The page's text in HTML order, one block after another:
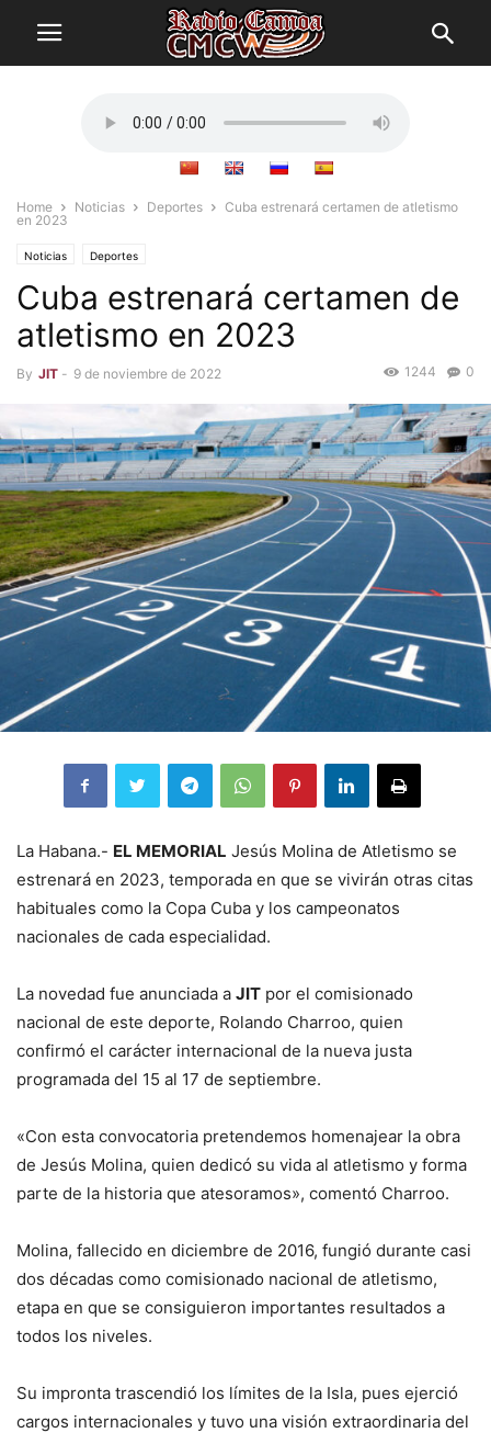
Home Noticias Deportes
Cuba estrenará certamen de atletismo
en 2023
Noticias Deportes
Cuba estrenará certamen de
atletismo en 2023
By JIT - 9 de noviembre de 2022 0
1244
La Habana.- EL MEMORIAL Jesús Molina de Atletismo se
estrenará en 2023, temporada en que se vivirán otras citas
habituales como la Copa Cuba y los campeonatos
nacionales de cada especialidad.
La novedad fue anunciada a JIT por el comisionado
nacional de este deporte, Rolando Charroo, quien
confirmó el carácter internacional de la nueva justa
programada del 15 al 17 de septiembre.
«Con esta convocatoria pretendemos homenajear la obra
de Jesús Molina, quien dedicó su vida al atletismo y forma
parte de la historia que atesoramos», comentó Charroo.
Molina, fallecido en diciembre de 2016, fungió durante casi
dos décadas como comisionado nacional de atletismo,
etapa en que se consiguieron importantes resultados a
todos los niveles.
Su impronta trascendió los límites de la Isla, pues ejerció
cargos internacionales y tuvo una visión extraordinaria del